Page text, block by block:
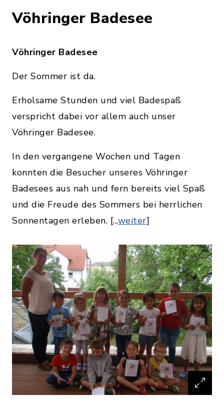
Vöhringer Badesee
Vöhringer Badesee
Der Sommer ist da.
Erholsame Stunden und viel Badespaß
verspricht dabei vor allem auch unser
Vöhringer Badesee.
In den vergangene Wochen und Tagen
konnten die Besucher unseres Vöhringer
Badesees aus nah und fern bereits viel Spaß
und die Freude des Sommers bei herrlichen
Sonnentagen erleben. [...weiter]